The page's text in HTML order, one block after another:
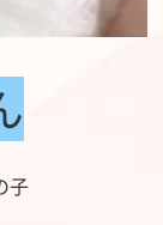
子